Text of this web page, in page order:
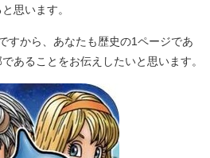
思います。
すから、あなたも歴史の1ページであ
あることをお伝えしたいと思います。